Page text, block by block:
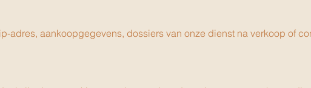
adres, aankoopgegevens, dossiers van onze dienst na verkoop of